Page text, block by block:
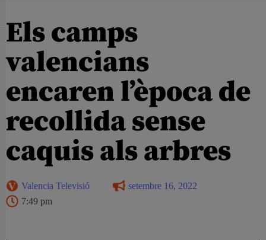
Els camps
valencians
encaren l’època de
recollida sense
caquis als arbres
Valencia Televisió
setembre 16, 2022
7:49 pm